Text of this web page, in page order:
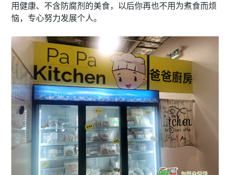
用健康、不含防腐剂的美食，以后你再也不用为煮食而烦
恼，专心努力发展个人。